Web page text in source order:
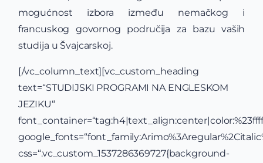
mogućnost izbora između nemačkog i
francuskog govornog područija za bazu vaših
studija u Švajcarskoj.
[/vc_column_text][vc_custom_heading
text=“STUDIJSKI PROGRAMI NA ENGLESKOM
JEZIKU“
css=“.vc_custom_1537286369727{background-